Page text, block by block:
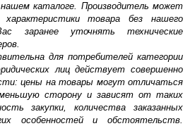
каталоге. Производитель может
характеристики товара без нашего
заранее уточнять технические
для потребителей категории
лиц действует совершенно
цены на товары могут отличаться
сторону и зависят от таких
закупки, количества заказанных
особенностей и обстоятельств.